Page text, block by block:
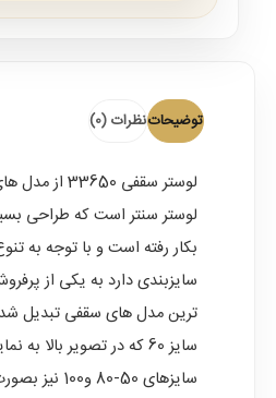
توضیحاتنظرات (0)
لوستر سقفی
33650 از
لوستر سنتر است که طراحی
بکار رفته است و با توجه به
سایزبندی دارد به یکی از
ترین مدل های سقفی تبدیل
سایز 60 که در تصویر بالا
سایزهای 50-80